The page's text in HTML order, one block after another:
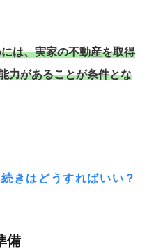
は、実家の不動産を取得
力があることが条件とな
きはどうすればいい？
備